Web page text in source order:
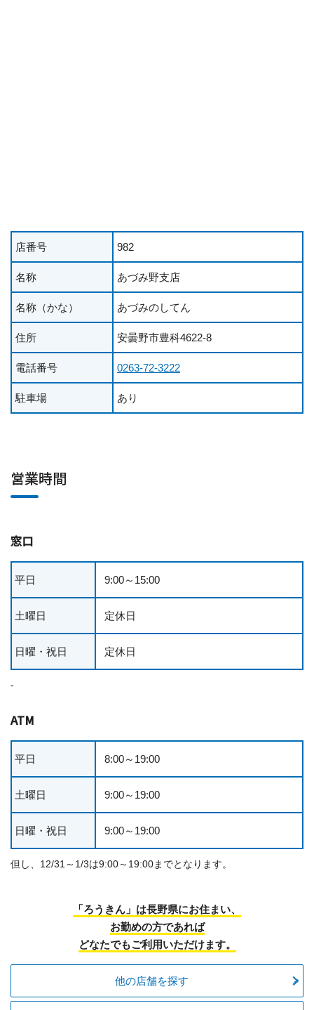
店番号 982
名称 あづみ野支店
名称（かな） あづみのしてん
住所 安曇野市豊科4622-8
電話番号 0263-72-3222
駐車場 あり
営業時間
窓口
平日 9:00～15:00
土曜日 定休日
日曜・祝日 定休日
-
ATM
平日 8:00～19:00
土曜日 9:00～19:00
日曜・祝日 9:00～19:00
但し、12/31～1/3は9:00～19:00までとなります。
「ろうきん」は長野県にお住まい、
お勤めの方であれば
どなたでもご利用いただけます。
他の店舗を探す